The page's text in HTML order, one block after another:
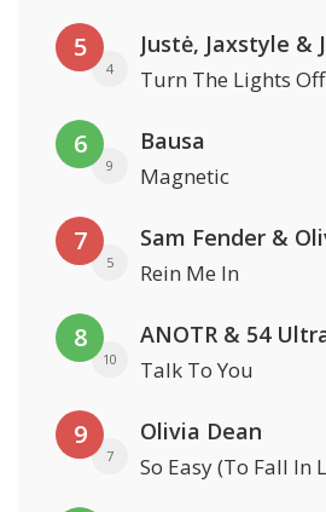
5
4
Justė, Jaxstyle &
Turn The Lights Off
6
9
Bausa
Magnetic
7
5
Sam Fender &
Rein Me In
8
10
ANOTR & 54
Talk To You
9
7
Olivia Dean
So Easy (To Fall In